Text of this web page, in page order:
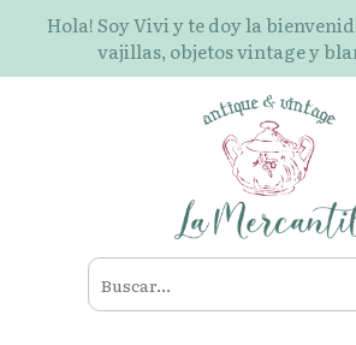
Hola! Soy Vivi y te doy la
vajillas, objetos vintage y